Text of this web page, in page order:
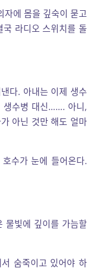
자에 몸을 깊숙이 묻고
라디오 스위치를 돌
다. 아내는 이제 생수
생수병 대신……. 아니,
아닌 것만 해도 얼마
수가 눈에 들어온다.
물빛에 깊이를 가늠할
숨죽이고 있어야 하